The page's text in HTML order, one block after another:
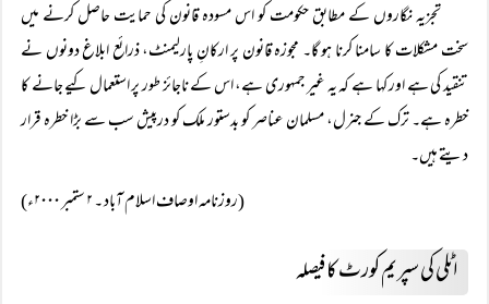
تجزیہ نگاروں کے مطابق حکومت کو اس مسودہ قانون کی حمایت حاصل کرنے میں
سخت مشکلات کا سامنا کرنا ہو گا۔ مجوزہ قانون پر ارکانِ پارلیمنٹ، ذرائع ابلاغ دونوں نے
تنقید کی ہے اور کہا ہے کہ یہ غیر جمہوری ہے، اس کے ناجائز طور پر استعمال کیے جانے کا
خطرہ ہے۔ ترک کے جنرل، مسلمان عناصر کو بدستور ملک کو درپیش سب سے بڑا خطرہ قرار
دیتے ہیں۔
(روزنامہ اوصاف اسلام آباد ۔ ۲ ستمبر ۲۰۰۰ء)
اٹلی کی سپریم کورٹ کا فیصلہ